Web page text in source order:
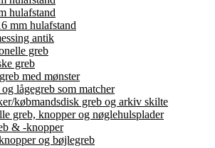
hulafstand
mm hulafstand
antik
greb
greb
med mønster
lågegreb som matcher
købmandsdisk greb og arkiv skilte
greb, knopper og nøglehulsplader
& -knopper
og bøjlegreb